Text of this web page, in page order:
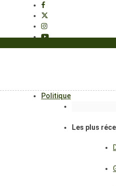
Politique
Les plus